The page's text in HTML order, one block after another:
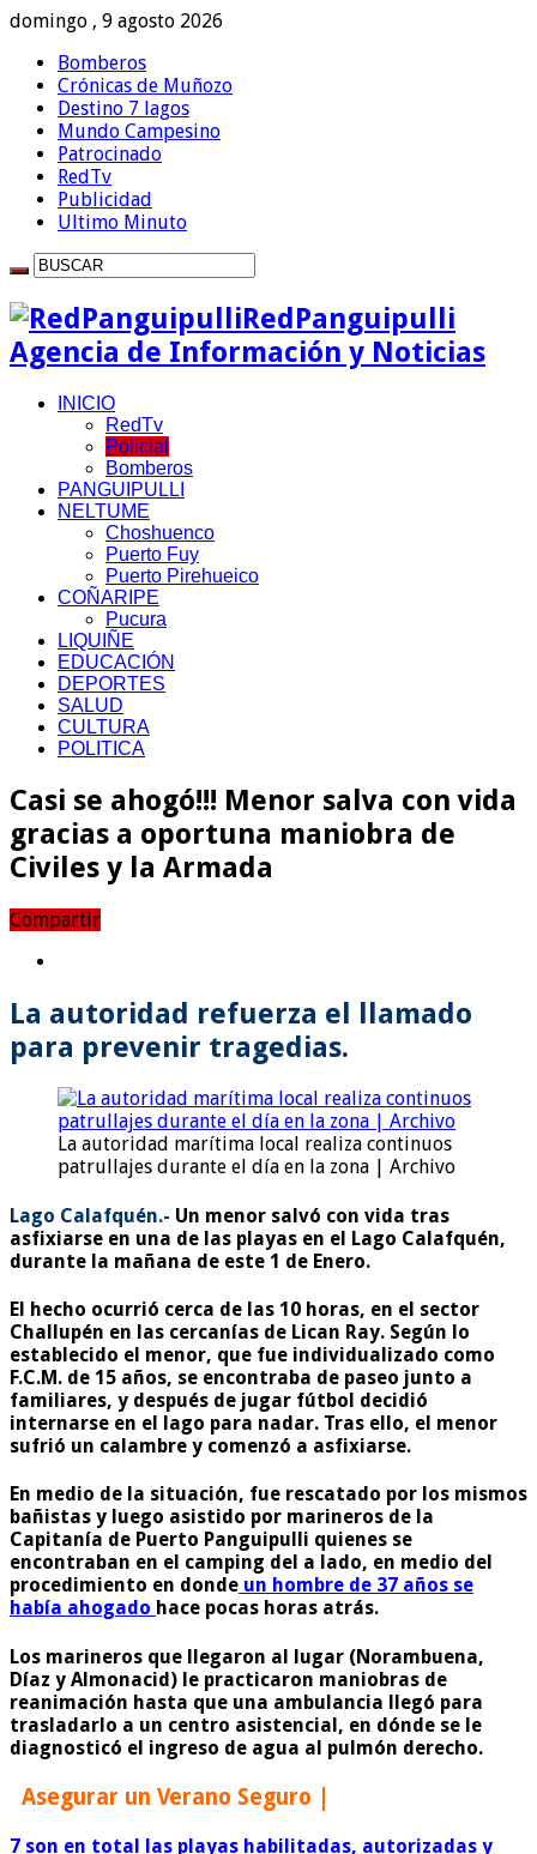
domingo , 9 agosto 2026
Bomberos
Crónicas de Muñozo
Destino 7 lagos
Mundo Campesino
Patrocinado
RedTv
Publicidad
Ultimo Minuto
RedPanguipulli
Agencia de Información y Noticias
INICIO
RedTv
Policial
Bomberos
PANGUIPULLI
NELTUME
Choshuenco
Puerto Fuy
Puerto Pirehueico
COÑARIPE
Pucura
LIQUIÑE
EDUCACIÓN
DEPORTES
SALUD
CULTURA
POLITICA
Casi se ahogó!!! Menor salva con vida
gracias a oportuna maniobra de
Civiles y la Armada
Compartir
La autoridad refuerza el llamado
para prevenir tragedias.
La autoridad marítima local realiza continuos
patrullajes durante el día en la zona | Archivo
Lago Calafquén.- Un menor salvó con vida tras
asfixiarse en una de las playas en el Lago Calafquén,
durante la mañana de este 1 de Enero.
El hecho ocurrió cerca de las 10 horas, en el sector
Challupén en las cercanías de Lican Ray. Según lo
establecido el menor, que fue individualizado como
F.C.M. de 15 años, se encontraba de paseo junto a
familiares, y después de jugar fútbol decidió
internarse en el lago para nadar. Tras ello, el menor
sufrió un calambre y comenzó a asfixiarse.
En medio de la situación, fue rescatado por los mismos
bañistas y luego asistido por marineros de la
Capitanía de Puerto Panguipulli quienes se
encontraban en el camping del a lado, en medio del
procedimiento en donde un hombre de 37 años se
había ahogado hace pocas horas atrás.
Los marineros que llegaron al lugar (Norambuena,
Díaz y Almonacid) le practicaron maniobras de
reanimación hasta que una ambulancia llegó para
trasladarlo a un centro asistencial, en dónde se le
diagnosticó el ingreso de agua al pulmón derecho.
Asegurar un Verano Seguro |
7 son en total las playas habilitadas, autorizadas y